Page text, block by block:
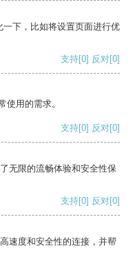
下，比如将设置页面进行优
支持[0] 反对[0]
使用的需求。
支持[0] 反对[0]
无限的流畅体验和安全性保
支持[0] 反对[0]
速度和安全性的连接，并帮